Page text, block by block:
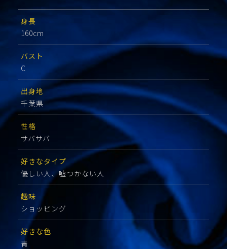
身長
160cm
バスト
C
出身地
千葉県
性格
サバサバ
好きなタイプ
優しい人、嘘つかない人
趣味
ショッピング
好きな色
青